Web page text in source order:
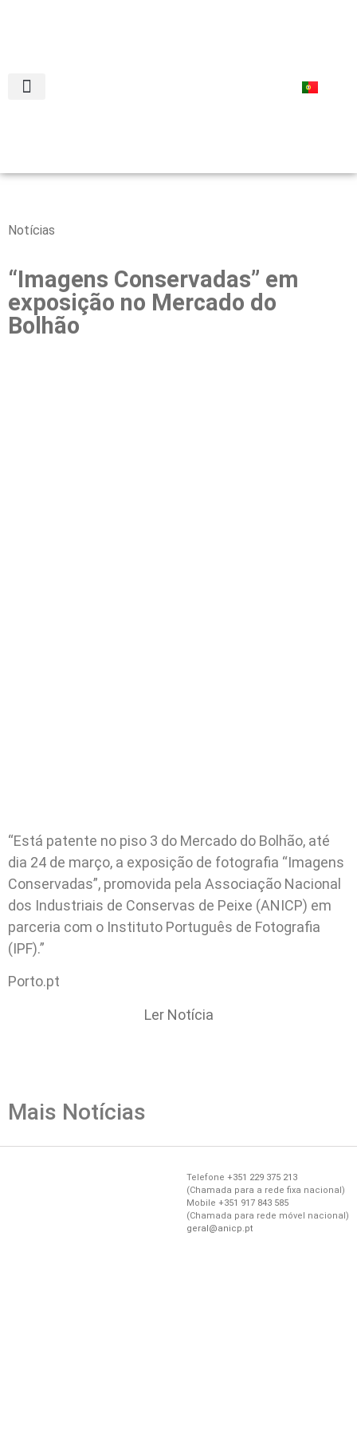
Notícias
“Imagens Conservadas” em
exposição no Mercado do
Bolhão
“Está patente no piso 3 do Mercado do Bolhão, até
dia 24 de março, a exposição de fotografia “Imagens
Conservadas”, promovida pela Associação Nacional
dos Industriais de Conservas de Peixe (ANICP) em
parceria com o Instituto Português de Fotografia
(IPF).”
Porto.pt
Ler Notícia
Mais Notícias
Telefone +351 229 375 213
(Chamada para a rede fixa nacional)
Mobile +351 917 843 585
(Chamada para rede móvel nacional)
geral@anicp.pt